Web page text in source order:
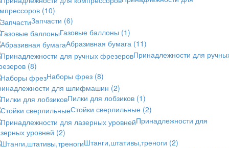
(10)
Запчасти (6)
Газовые баллоны (1)
Абразивная бумага (11)
Принадлежности для
(8)
Наборы фрез (8)
для шлифмашин (2)
Пилки для лобзиков (1)
Стойки сверлильные (2)
Принадлежности для
уровней (2)
Штанги,штативы,треноги (2)